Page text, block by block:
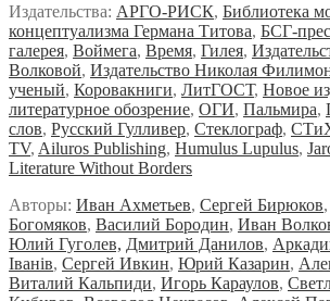
Издательства: АРГО-РИСК, Библиотека
концептуализма Германа Титова, БСГ-
галерея, Воймега, Время, Гилея,
Волковой, Издательство Николая
ученый, Коровакниги, ЛитГОСТ, Новое
литературное обозрение, ОГИ, Пальмира,
слов, Русский Гулливер, Стеклограф,
TV, Ailuros Publishing, Humulus Lupulus,
Literature Without Borders
Авторы: Иван Ахметьев, Сергей Бирюков,
Богомяков, Василий Бородин, Иван
Юлий Гуголев, Дмитрий Данилов,
Iванiв, Сергей Ивкин, Юрий Казарин,
Виталий Кальпиди, Игорь Караулов,